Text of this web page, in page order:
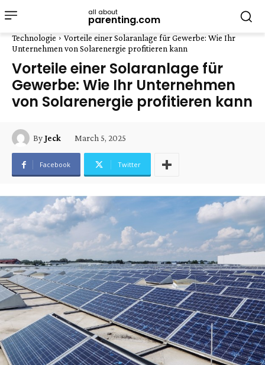
all about
parenting.com
Technologie
Vorteile einer Solaranlage für Gewerbe: Wie Ihr
Unternehmen von Solarenergie profitieren kann
Vorteile einer Solaranlage für
Gewerbe: Wie Ihr Unternehmen
von Solarenergie profitieren kann
ByJeck March 5, 2025
Facebook Twitter